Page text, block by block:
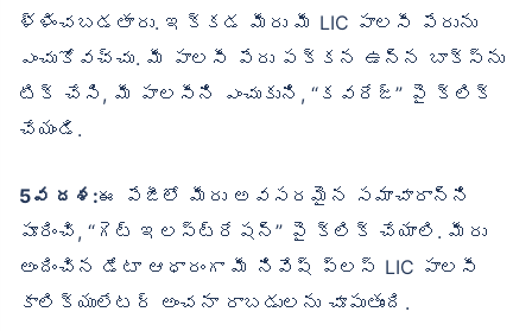
ళ్ళించబడతారు. ఇక్కడ మీరు మీ LIC పాలసీ పేరును
ఎంచుకోవచ్చు. మీ పాలసీ పేరు పక్కన ఉన్న బాక్స్‌ను
టిక్ చేసి, మీ పాలసీని ఎంచుకుని, “కవరేజ్” పై క్లిక్
చేయండి.
5వ దశ:ఈ పేజీలో మీరు అవసరమైన సమాచారాన్ని
పూరించి, “గెట్ ఇలస్ట్రేషన్” పై క్లిక్ చేయాలి. మీరు
అందించిన డేటా ఆధారంగా మీ నివేష్ ప్లస్ LIC పాలసీ
కాలిక్యులేటర్ అంచనా రాబడులను చూపుతుంది.